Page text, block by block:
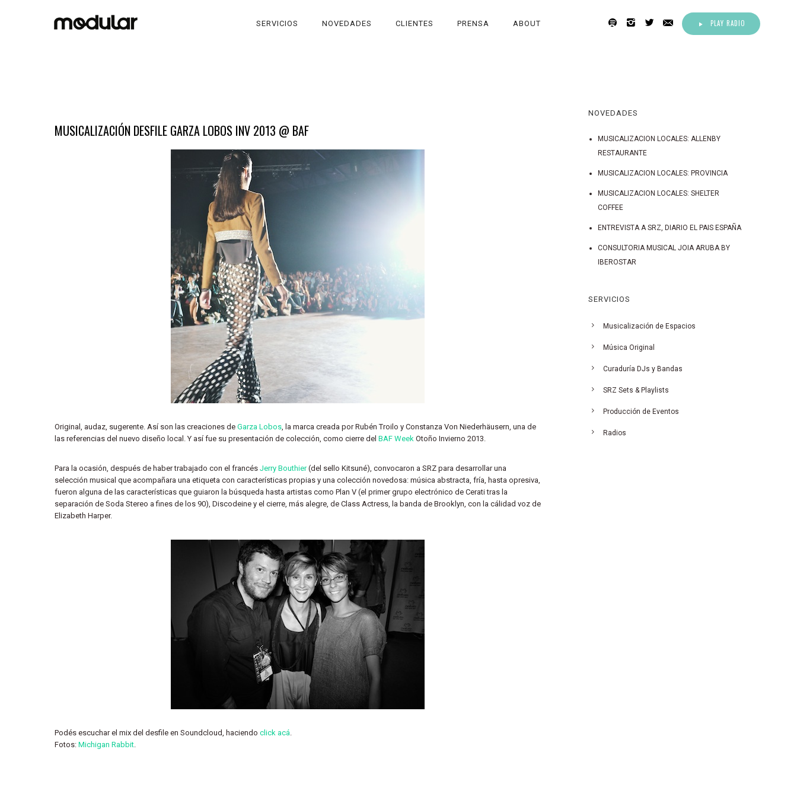
PLAY RADIO
SERVICIOS NOVEDADES CLIENTES PRENSA ABOUT
MUSICALIZACIÓN DESFILE GARZA LOBOS INV 2013 @ BAF
Original, audaz, sugerente. Así son las creaciones de Garza Lobos, la marca creada por Rubén Troilo y Constanza Von Niederhäusern, una de
las referencias del nuevo diseño local. Y así fue su presentación de colección, como cierre del BAF Week Otoño Invierno 2013.
Para la ocasión, después de haber trabajado con el francés Jerry Bouthier(del sello Kitsuné), convocaron a SRZ para desarrollar una
selección musical que acompañara una etiqueta con características propias y una colección novedosa: música abstracta, fría, hasta opresiva,
fueron alguna de las características que guiaron la búsqueda hasta artistas como Plan V (el primer grupo electrónico de Cerati tras la
separación de Soda Stereo a fines de los 90), Discodeine y el cierre, más alegre, de Class Actress, la banda de Brooklyn, con la cálidad voz de
Elizabeth Harper.
Podés escuchar el mix del desfile en Soundcloud, haciendo click acá.
Fotos: Michigan Rabbit.
NOVEDADES
MUSICALIZACION LOCALES: ALLENBY
RESTAURANTE
MUSICALIZACION LOCALES: PROVINCIA
MUSICALIZACION LOCALES: SHELTER
COFFEE
ENTREVISTA A SRZ, DIARIO EL PAIS ESPAÑA
CONSULTORIA MUSICAL JOIA ARUBA BY
IBEROSTAR
SERVICIOS
Musicalización de Espacios
Música Original
Curaduría DJs y Bandas
SRZ Sets & Playlists
Producción de Eventos
Radios